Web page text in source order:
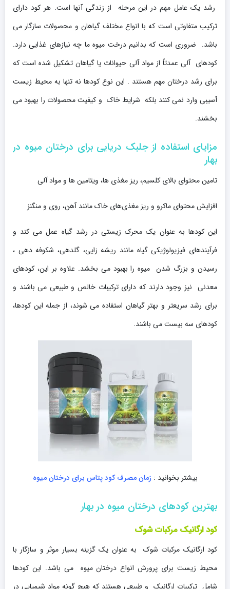
رشد یک عامل مهم در این مرحله از زندگی آنها است. هر کود دارای
ترکیب متفاوتی است که با انواع مختلف گیاهان و محصولات سازگار می
باشد. ضروری است که بدانیم درخت میوه ما چه نیازهای غذایی دارد.
کودهای آلی عمدتاً از مواد آلی حیوانات یا گیاهان تشکیل شده است که
برای رشد درختان مهم هستند . این نوع کودها نه تنها به محیط زیست
آسیبی وارد نمی کنند بلکه شرایط خاک و کیفیت محصولات را بهبود می
بخشند.
مزایای استفاده از جلبک دریایی برای درختان میوه در
بهار
تامین محتوای بالای کلسیم، ریز مغذی ها، ویتامین ها و مواد آلی
افزایش محتوای ماکرو و ریز مغذی‌های خاک مانند آهن، روی و منگنز
این کودها به عنوان یک محرک زیستی در رشد گیاه عمل می کند و
فرآیندهای فیزیولوژیکی گیاه مانند ریشه زایی، گلدهی، شکوفه دهی ،
رسیدن و بزرگ شدن میوه را بهبود می بخشد. علاوه بر این، کودهای
معدنی نیز وجود دارند که دارای ترکیبات خالص و طبیعی می باشند و
برای رشد سریعتر و بهتر گیاهان استفاده می شوند، از جمله این کودها،
کودهای سه بیست می باشند.
بیشتر بخوانید : زمان مصرف کود پتاس برای درختان میوه
بهترین کودهای درختان میوه در بهار
کود ارگانیک مرکبات شوک
کود ارگانیک مرکبات شوک به عنوان یک گزینه بسیار موثر و سازگار با
محیط زیست برای پرورش انواع درختان میوه می باشد. این کودها
شامل ترکیبات ارگانیک و طبیعی هستند که هیچ گونه مواد شیمیایی در